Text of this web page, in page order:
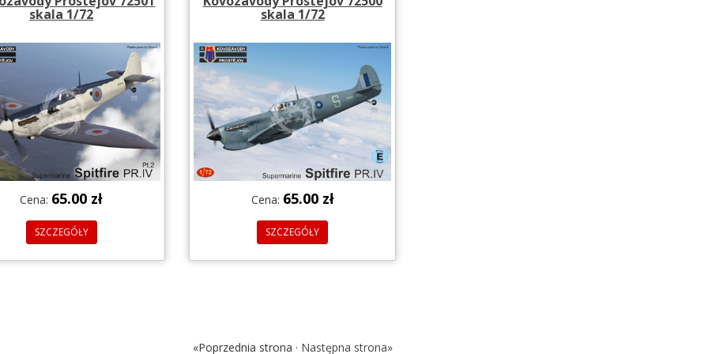
skala 1/72
Cena: 65.00 zł
SZCZEGÓŁY
skala 1/72
Cena: 65.00 zł
SZCZEGÓŁY
«Poprzednia strona · Następna strona»